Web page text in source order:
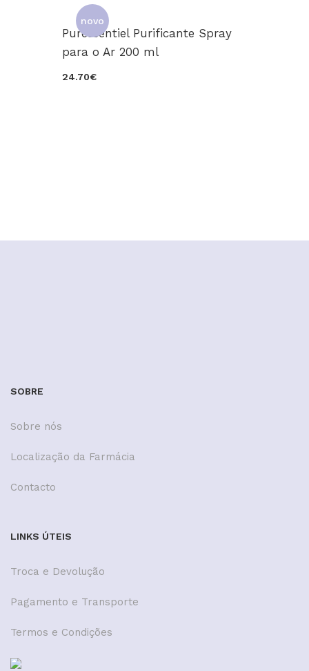
novo
Puressentiel Purificante Spray
para o Ar 200 ml
24.70€
SOBRE
Sobre nós
Localização da Farmácia
Contacto
LINKS ÚTEIS
Troca e Devolução
Pagamento e Transporte
Termos e Condições